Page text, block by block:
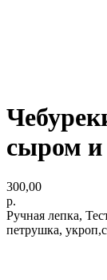
сыром и
300,00
р.
Ручная лепка,
петрушка,